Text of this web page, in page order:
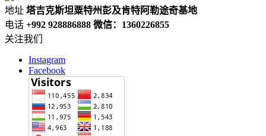
地址 塔吉克斯坦粟特州彭及肯特阿勒途奇基地
电话 +992 928886888 微信：1360226855
关注我们
Instagram
Facebook